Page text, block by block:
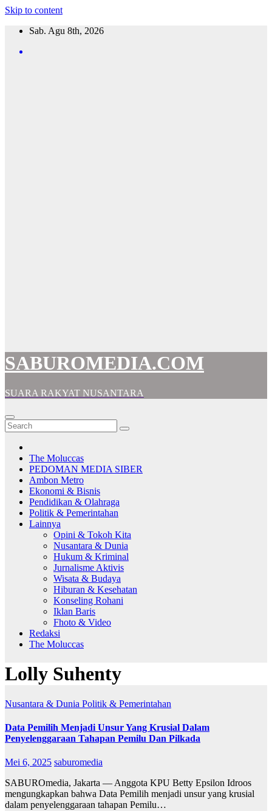
Skip to content
Sab. Agu 8th, 2026
SABUROMEDIA.COM
SUARA RAKYAT NUSANTARA
The Moluccas
PEDOMAN MEDIA SIBER
Ambon Metro
Ekonomi & Bisnis
Pendidikan & Olahraga
Politik & Pemerintahan
Lainnya
Opini & Tokoh Kita
Nusantara & Dunia
Hukum & Kriminal
Jurnalisme Aktivis
Wisata & Budaya
Hiburan & Kesehatan
Konseling Rohani
Iklan Baris
Fhoto & Video
Redaksi
The Moluccas
Lolly Suhenty
Nusantara & Dunia Politik & Pemerintahan
Data Pemilih Menjadi Unsur Yang Krusial Dalam
Penyelenggaraan Tahapan Pemilu Dan Pilkada
Mei 6, 2025 saburomedia
SABUROmedia, Jakarta — Anggota KPU Betty Epsilon Idroos
mengungkapkan bahwa Data Pemilih menjadi unsur yang krusial
dalam penyelenggaraan tahapan Pemilu…